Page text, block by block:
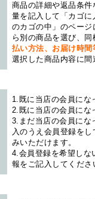
商品の詳細や返品条
量を記入して「カゴ
のカゴの中」のペー
ら別の商品を選び、
払い方法、お届け時
選択した商品内容に
1.既に当店の会員にな
2.既に当店の会員にな
3.まだ当店の会員にな
入のうえ会員登録を
みいただけます。
4.会員登録を希望しな
報をご記入してくださ